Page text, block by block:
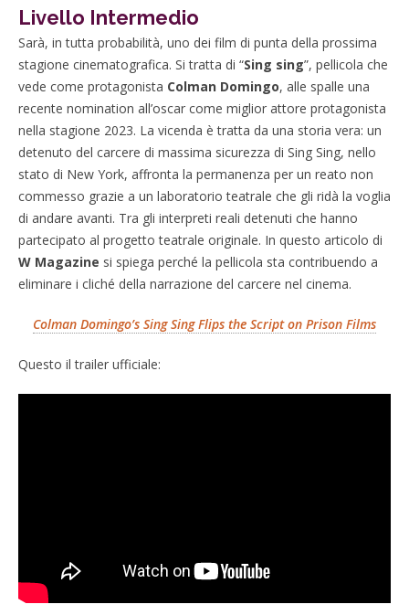
Livello Intermedio
Sarà, in tutta probabilità, uno dei film di punta della prossima
stagione cinematografica. Si tratta di “Sing sing”, pellicola che
vede come protagonista Colman Domingo, alle spalle una
recente nomination all’oscar come miglior attore protagonista
nella stagione 2023. La vicenda è tratta da una storia vera: un
detenuto del carcere di massima sicurezza di Sing Sing, nello
stato di New York, affronta la permanenza per un reato non
commesso grazie a un laboratorio teatrale che gli ridà la voglia
di andare avanti. Tra gli interpreti reali detenuti che hanno
partecipato al progetto teatrale originale. In questo articolo di
W Magazine si spiega perché la pellicola sta contribuendo a
eliminare i cliché della narrazione del carcere nel cinema.
Colman Domingo’s Sing Sing Flips the Script on Prison Films
Questo il trailer ufficiale: